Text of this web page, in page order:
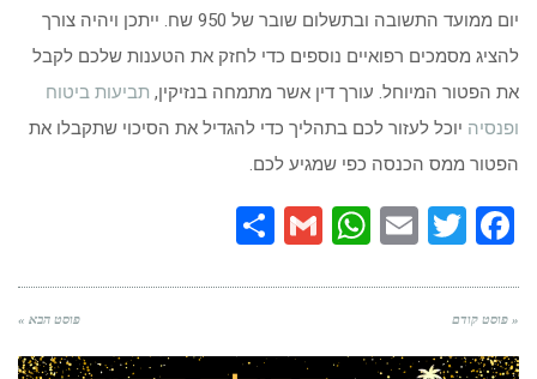
יום ממועד התשובה ובתשלום שובר של 950 שח. ייתכן ויהיה צורך
להציג מסמכים רפואיים נוספים כדי לחזק את הטענות שלכם לקבל
את הפטור המיוחל. עורך דין אשר מתמחה בנזיקין, תביעות ביטוח
ופנסיה יוכל לעזור לכם בתהליך כדי להגדיל את הסיכוי שתקבלו את
הפטור ממס הכנסה כפי שמגיע לכם.
Facebook
Twitter
Email
WhatsApp
Gmail
« פוסט קודם פוסט הבא »